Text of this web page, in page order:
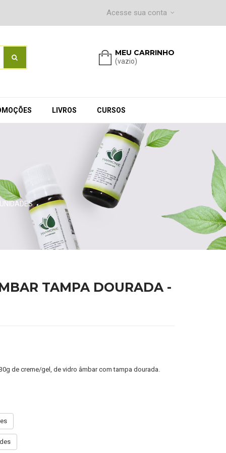
Acesse sua conta
MEU CARRINHO
(vazio)
LIVROS CURSOS
TAMPA DOURADA -
de creme/gel, de vidro âmbar com tampa dourada.